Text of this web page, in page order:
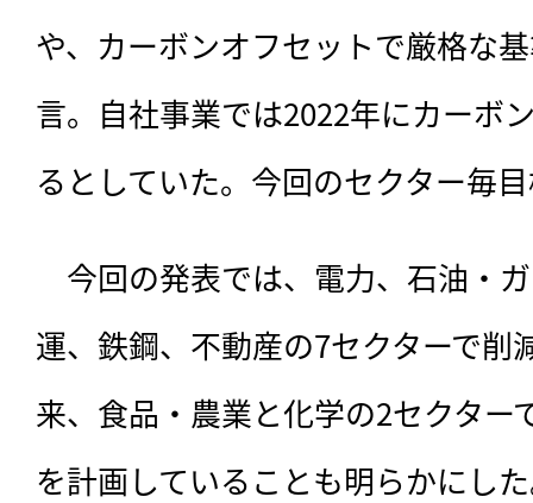
や、カーボンオフセットで厳格な
言。自社事業では2022年にカーボ
るとしていた。今回のセクター毎
今回の発表では、電力、石油・
運、鉄鋼、不動産の7セクターで削
来、食品・農業と化学の2セクター
を計画していることも明らかにし